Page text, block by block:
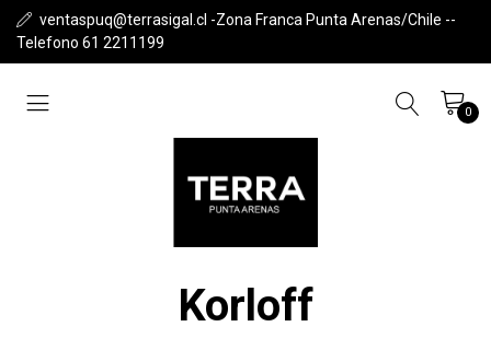
ventaspuq@terrasigal.cl -Zona Franca Punta Arenas/Chile --
Telefono 61 2211199
0
Korloff